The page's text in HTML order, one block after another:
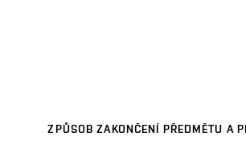
ZPŮSOB ZAKONČENÍ PŘEDMĚTU A